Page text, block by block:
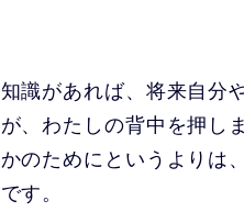
知識があれば、将来自分
、わたしの背中を押し
のためにというよりは
す。